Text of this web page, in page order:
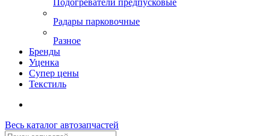
Подогреватели предпусковые
Радары парковочные
Разное
Бренды
Уценка
Супер цены
Текстиль
Весь каталог автозапчастей